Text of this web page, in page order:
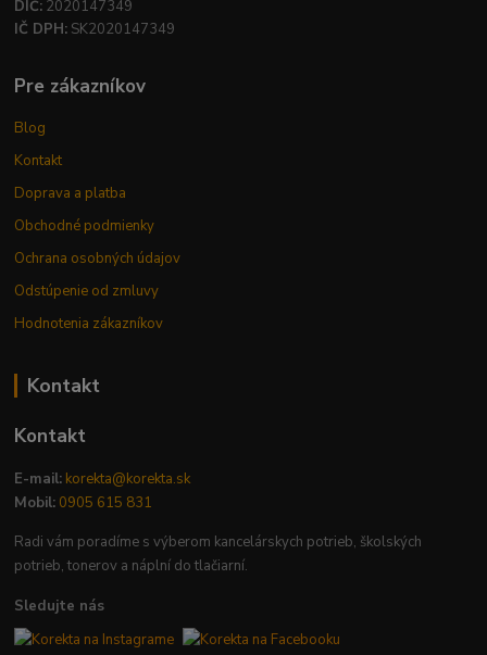
DIČ: 2020147349
IČ DPH: SK2020147349
Pre zákazníkov
Blog
Kontakt
Doprava a platba
Obchodné podmienky
Ochrana osobných údajov
Odstúpenie od zmluvy
Hodnotenia zákazníkov
Kontakt
Kontakt
E-mail: korekta@korekta.sk
Mobil: 0905 615 831
Radi vám poradíme s výberom kancelárskych potrieb, školských
potrieb, tonerov a náplní do tlačiarní.
Sledujte nás